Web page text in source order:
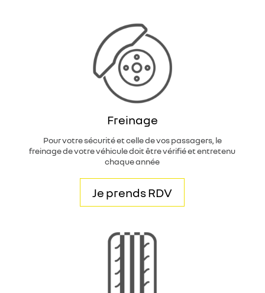
Freinage
Pour votre sécurité et celle de vos passagers, le
freinage de votre véhicule doit être vérifié et entretenu
chaque année
Je prends RDV